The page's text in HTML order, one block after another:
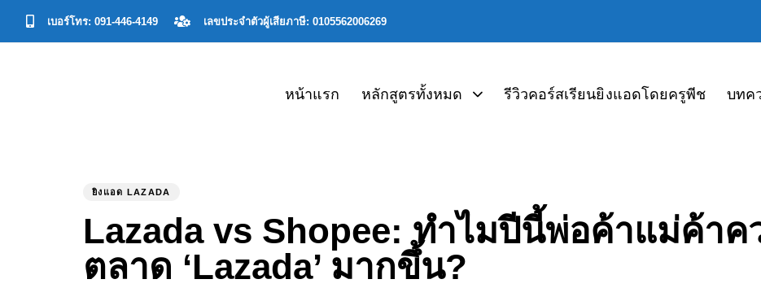
เบอร์โทร: 091-446-4149 เลขประจําตัวผู้เสียภาษี: 0105562006269
หน้าแรก หลักสูตรทั้งหมด รีวิวคอร์สเรียนยิงแอดโดยครูพีช บทค
IN:
ยิงแอด LAZADA
Lazada vs Shopee: ทำไมปีนี้พ่อค้าแม่ค้าค
ตลาด ‘Lazada’ มากขึ้น?
on: